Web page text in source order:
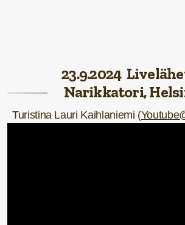
23.9.2024
Narikkatori,
Turistina Lauri Kaihlaniemi (